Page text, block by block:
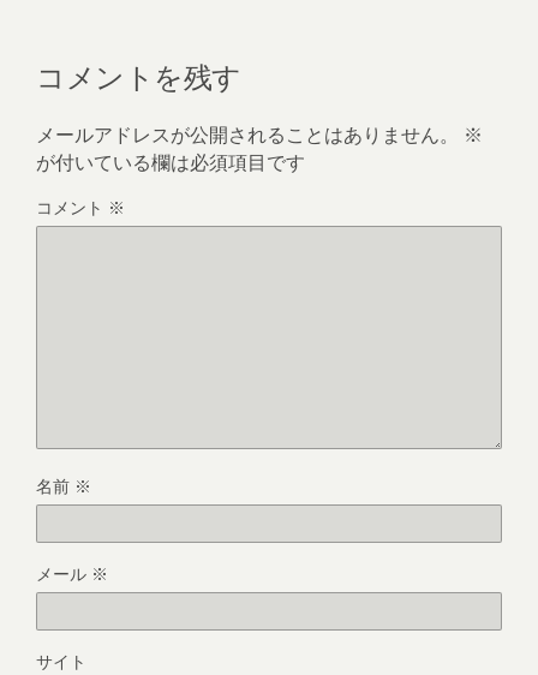
コメントを残す
メールアドレスが公開されることはありません。
※
が付いている欄は必須項目です
コメント ※
名前 ※
メール ※
サイト